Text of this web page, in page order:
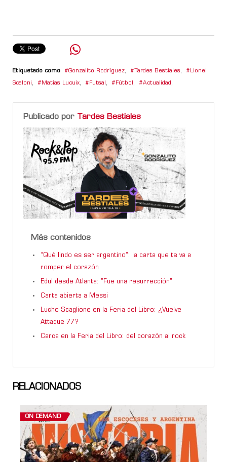
Etiquetado como Gonzalito Rodríguez, Tardes Bestiales, Lionel
Scaloni, Matías Lucuix, Futsal , Fútbol , Actualidad ,
Publicado por Tardes Bestiales
Más contenidos
“Qué lindo es ser argentino”: la carta que te va a
romper el corazón
Edul desde Atlanta: "Fue una resurrección"
Carta abierta a Messi
Lucho Scaglione en la Feria del Libro: ¿Vuelve
Attaque 77?
Carca en la Feria del Libro: del corazón al rock
RELACIONADOS
ON DEMAND